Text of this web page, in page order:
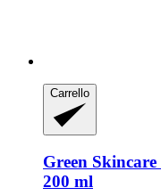
Carrello
Green Skincare
200 ml